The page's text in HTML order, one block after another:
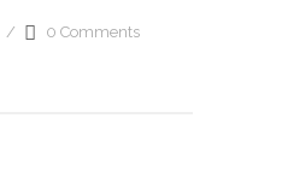
0 Comments